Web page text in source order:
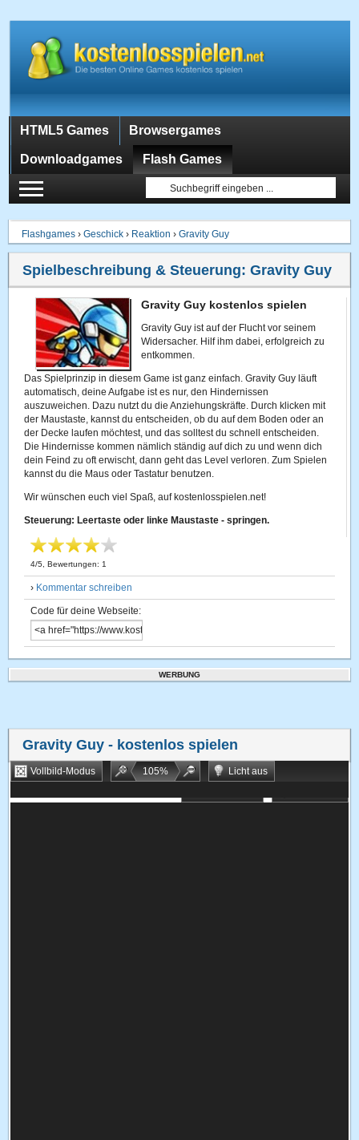
HTML5 Games Browsergames
Downloadgames Flash Games
Flashgames ›Geschick › Reaktion ›Gravity Guy
Spielbeschreibung & Steuerung:Gravity Guy
Gravity Guy kostenlos spielen
Gravity Guy ist auf der Flucht vor seinem
Widersacher. Hilf ihm dabei, erfolgreich zu
entkommen.
Das Spielprinzip in diesem Game ist ganz einfach. Gravity Guy läuft
automatisch, deine Aufgabe ist es nur, den Hindernissen
auszuweichen. Dazu nutzt du die Anziehungskräfte. Durch klicken mit
der Maustaste, kannst du entscheiden, ob du auf dem Boden oder an
der Decke laufen möchtest, und das solltest du schnell entscheiden.
Die Hindernisse kommen nämlich ständig auf dich zu und wenn dich
dein Feind zu oft erwischt, dann geht das Level verloren. Zum Spielen
kannst du die Maus oder Tastatur benutzen.
Wir wünschen euch viel Spaß, auf kostenlosspielen.net!
Steuerung: Leertaste oder linke Maustaste - springen.
4/5 , Bewertungen: 1
› Kommentar schreiben
Code für deine Webseite:
WERBUNG
Gravity Guy - kostenlos spielen
Vollbild-Modus 105%
Licht aus